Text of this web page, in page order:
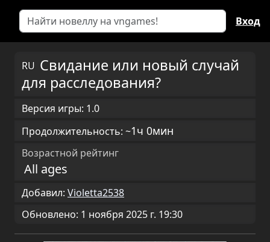
Вход
RU Свидание или новый случай
для расследования?
Версия игры: 1.0
Продолжительность: ~1ч 0мин
Возрастной рейтинг
All ages
Добавил: Violetta2538
Обновлено: 1 ноября 2025 г. 19:30